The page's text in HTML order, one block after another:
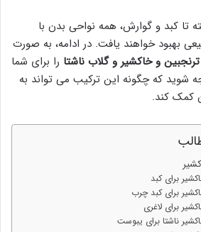
تا کبد و گوارش، همه نواحی بدن با
بهبود خواهند یافت. در ادامه، به صورت
و خاکشیر و گلاب ناشتا را برای شما
شوید که چگونه این ترکیب می تواند به
کمک کند.